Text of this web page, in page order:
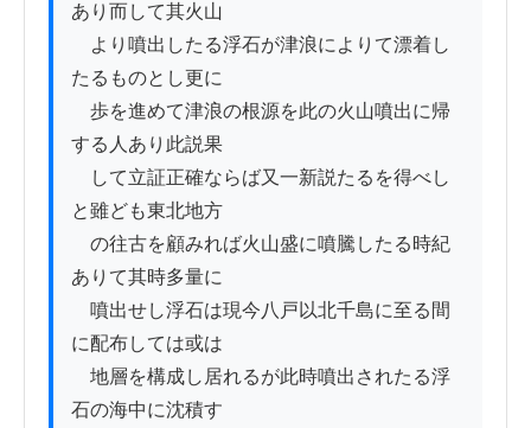
あり而して其火山
より噴出したる浮石が津浪によりて漂着し
たるものとし更に
歩を進めて津浪の根源を此の火山噴出に帰
する人あり此説果
して立証正確ならば又一新説たるを得べし
と雖ども東北地方
の往古を顧みれば火山盛に噴騰したる時紀
ありて其時多量に
噴出せし浮石は現今八戸以北千島に至る間
に配布しては或は
地層を構成し居れるが此時噴出されたる浮
石の海中に沈積す